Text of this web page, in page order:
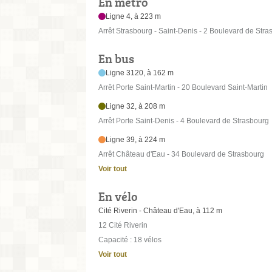
Ligne 4, à 223 m
Arrêt Strasbourg - Saint-Denis - 2 Boulevard de
En bus
Ligne 3120, à 162 m
Arrêt Porte Saint-Martin - 20 Boulevard Saint-Martin
Ligne 32, à 208 m
Arrêt Porte Saint-Denis - 4 Boulevard de Strasbourg
Ligne 39, à 224 m
Arrêt Château d'Eau - 34 Boulevard de Strasbourg
Voir tout
En vélo
Cité Riverin - Château d'Eau, à 112 m
12 Cité Riverin
Capacité : 18 vélos
Voir tout